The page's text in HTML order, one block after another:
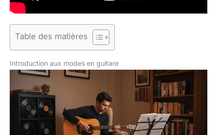
Table des matières
Introduction aux modes en guitare